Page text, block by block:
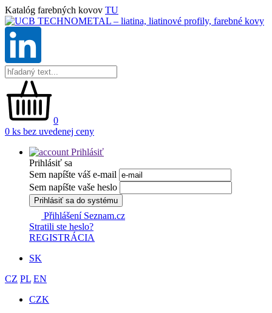
Katalóg farebných kovov TU
0
0 ks bez uvedenej ceny
Prihlásiť
Prihlásiť sa
Sem napíšte váš e-mail
Sem napíšte vaše heslo
Prihlásiť sa do systému
Přihlášení Seznam.cz
Stratili ste heslo?
REGISTRÁCIA
SK
CZ PL EN
CZK